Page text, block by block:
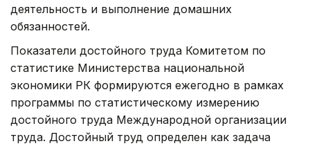
деятельность и выполнение домашних
обязанностей.
Показатели достойного труда Комитетом по
статистике Министерства национальной
экономики РК формируются ежегодно в рамках
программы по статистическому измерению
достойного труда Международной организации
труда. Достойный труд определен как задача